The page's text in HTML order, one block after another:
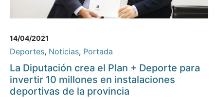
14/04/2021
Deportes, Noticias, Portada
La Diputación crea el Plan + Deporte para
invertir 10 millones en instalaciones
deportivas de la provincia